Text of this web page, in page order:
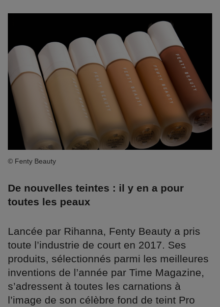
© Fenty Beauty
De nouvelles teintes : il y en a pour
toutes les peaux
Lancée par Rihanna, Fenty Beauty a pris
toute l’industrie de court en 2017. Ses
produits, sélectionnés parmi les meilleures
inventions de l’année par Time Magazine,
s’adressent à toutes les carnations à
l’image de son célèbre fond de teint Pro